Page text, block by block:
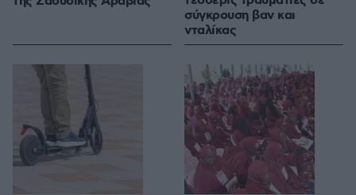
σύγκρουση βαν και
νταλίκας